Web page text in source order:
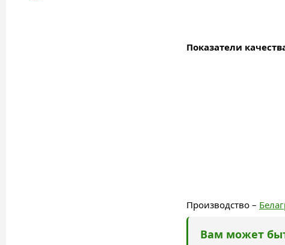
Показатели
Производство –
Вам может